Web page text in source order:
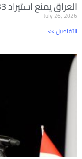
العراق يمنع استيراد 33 مادة من المحاصيل الزراعية
July 26, 2026
<< التفاصيل